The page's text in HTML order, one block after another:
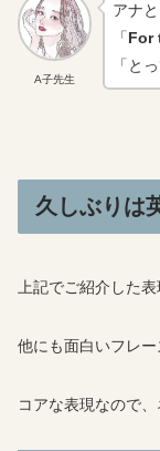
A子先生
アナ
「For
「と
久しぶりは
上記でご紹介した表
他にも面白いフレ
コアな表現なので